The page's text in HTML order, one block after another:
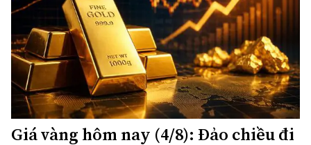
Giá vàng hôm nay (4/8): Đảo chiều đi